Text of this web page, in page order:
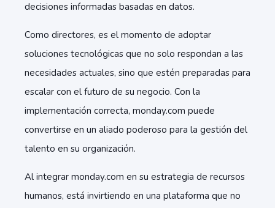
decisiones informadas basadas en datos.
Como directores, es el momento de adoptar
soluciones tecnológicas que no solo respondan a las
necesidades actuales, sino que estén preparadas para
escalar con el futuro de su negocio. Con la
implementación correcta, monday.com puede
convertirse en un aliado poderoso para la gestión del
talento en su organización.
Al integrar monday.com en su estrategia de recursos
humanos, está invirtiendo en una plataforma que no